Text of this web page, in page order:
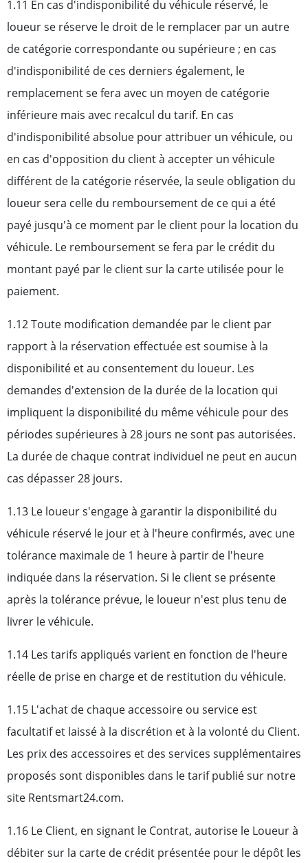
1.11 En cas d'indisponibilité du véhicule réservé, le
loueur se réserve le droit de le remplacer par un autre
de catégorie correspondante ou supérieure ; en cas
d'indisponibilité de ces derniers également, le
remplacement se fera avec un moyen de catégorie
inférieure mais avec recalcul du tarif. En cas
d'indisponibilité absolue pour attribuer un véhicule, ou
en cas d'opposition du client à accepter un véhicule
différent de la catégorie réservée, la seule obligation du
loueur sera celle du remboursement de ce qui a été
payé jusqu'à ce moment par le client pour la location du
véhicule. Le remboursement se fera par le crédit du
montant payé par le client sur la carte utilisée pour le
paiement.
1.12 Toute modification demandée par le client par
rapport à la réservation effectuée est soumise à la
disponibilité et au consentement du loueur. Les
demandes d'extension de la durée de la location qui
impliquent la disponibilité du même véhicule pour des
périodes supérieures à 28 jours ne sont pas autorisées.
La durée de chaque contrat individuel ne peut en aucun
cas dépasser 28 jours.
1.13 Le loueur s'engage à garantir la disponibilité du
véhicule réservé le jour et à l'heure confirmés, avec une
tolérance maximale de 1 heure à partir de l'heure
indiquée dans la réservation. Si le client se présente
après la tolérance prévue, le loueur n'est plus tenu de
livrer le véhicule.
1.14 Les tarifs appliqués varient en fonction de l'heure
réelle de prise en charge et de restitution du véhicule.
1.15 L'achat de chaque accessoire ou service est
facultatif et laissé à la discrétion et à la volonté du Client.
Les prix des accessoires et des services supplémentaires
proposés sont disponibles dans le tarif publié sur notre
site Rentsmart24.com.
1.16 Le Client, en signant le Contrat, autorise le Loueur à
débiter sur la carte de crédit présentée pour le dépôt les